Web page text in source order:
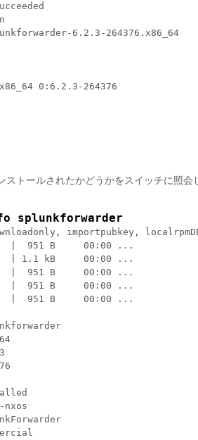
6.2.3-264376.x86_64
ストールされたかどうかをスイッチに照
splunkforwarder
importpubkey,
951 B     00:00 ...
| 1.1 kB     00:00 ...
|  951 B     00:00 ...
|  951 B     00:00 ...
|  951 B     00:00 ...